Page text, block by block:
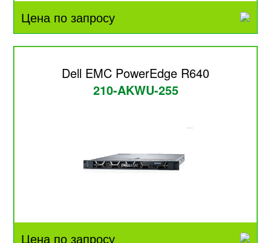
Цена по запросу
Dell EMC PowerEdge R640
210-AKWU-255
Цена по запросу